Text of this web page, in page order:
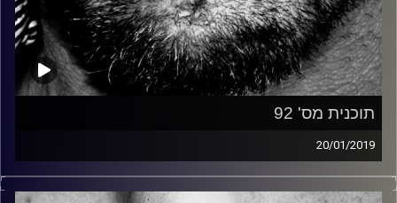
תוכנית מס' 92
20/01/2019
זיפים, מוזיקה מחוספסת של הופעות חיות. הרבה ג'אם, רוק,
בלוז, bluegrass, ג'אז, Fאנק, פרוגרסיב ואפילו אלקטרוניקה.